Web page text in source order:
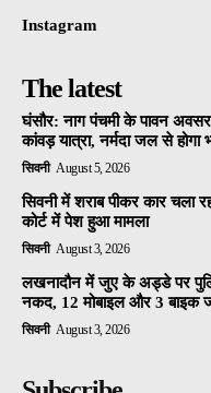
Instagram
The latest
घंसौर: नाग पंचमी के पावन
कांवड़ यात्रा, नर्मदा जल से
सिवनी August 5, 2026
सिवनी में शराब पीकर कार चला
कोर्ट में पेश हुआ मामला
सिवनी August 3, 2026
लखनादौन में जुए के अड्डे पर
नकद, 12 मोबाइल और 3 बाइक
सिवनी August 3, 2026